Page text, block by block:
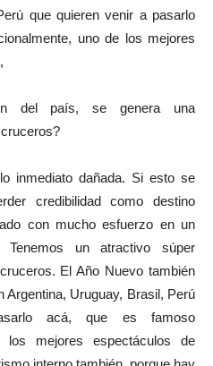
que quieren venir a pasarlo
uno de los mejores
del país, se genera una
inmediato dañada. Si esto se
credibilidad como destino
con mucho esfuerzo en un
un atractivo súper
El Año Nuevo también
Argentina, Uruguay, Brasil, Perú
acá, que es famoso
los mejores espectáculos de